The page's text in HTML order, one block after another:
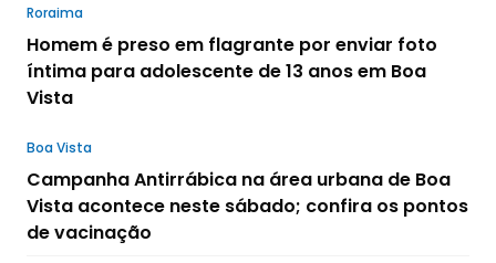
Roraima
Homem é preso em flagrante por enviar foto
íntima para adolescente de 13 anos em Boa
Vista
Boa Vista
Campanha Antirrábica na área urbana de Boa
Vista acontece neste sábado; confira os pontos
de vacinação